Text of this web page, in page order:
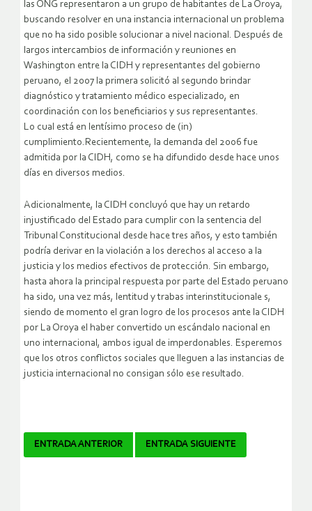
las ONG representaron a un grupo de habitantes de La Oroya,
buscando resolver en una instancia internacional un problema
que no ha sido posible solucionar a nivel nacional. Después de
largos intercambios de información y reuniones en
Washington entre la CIDH y representantes del gobierno
peruano, el 2007 la primera solicitó al segundo brindar
diagnóstico y tratamiento médico especializado, en
coordinación con los beneficiarios y sus representantes.
Lo cual está en lentísimo proceso de (in)
cumplimiento.Recientemente, la demanda del 2006 fue
admitida por la CIDH, como se ha difundido desde hace unos
días en diversos medios.
Adicionalmente, la CIDH concluyó que hay un retardo
injustificado del Estado para cumplir con la sentencia del
Tribunal Constitucional desde hace tres años, y esto también
podría derivar en la violación a los derechos al acceso a la
justicia y los medios efectivos de protección. Sin embargo,
hasta ahora la principal respuesta por parte del Estado peruano
ha sido, una vez más, lentitud y trabas interinstitucionale s,
siendo de momento el gran logro de los procesos ante la CIDH
por La Oroya el haber convertido un escándalo nacional en
uno internacional, ambos igual de imperdonables. Esperemos
que los otros conflictos sociales que lleguen a las instancias de
justicia internacional no consigan sólo ese resultado.
Navegador
ENTRADA ANTERIOR ENTRADA SIGUIENTE